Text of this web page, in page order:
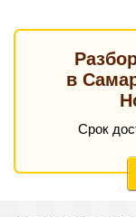
в
Срок